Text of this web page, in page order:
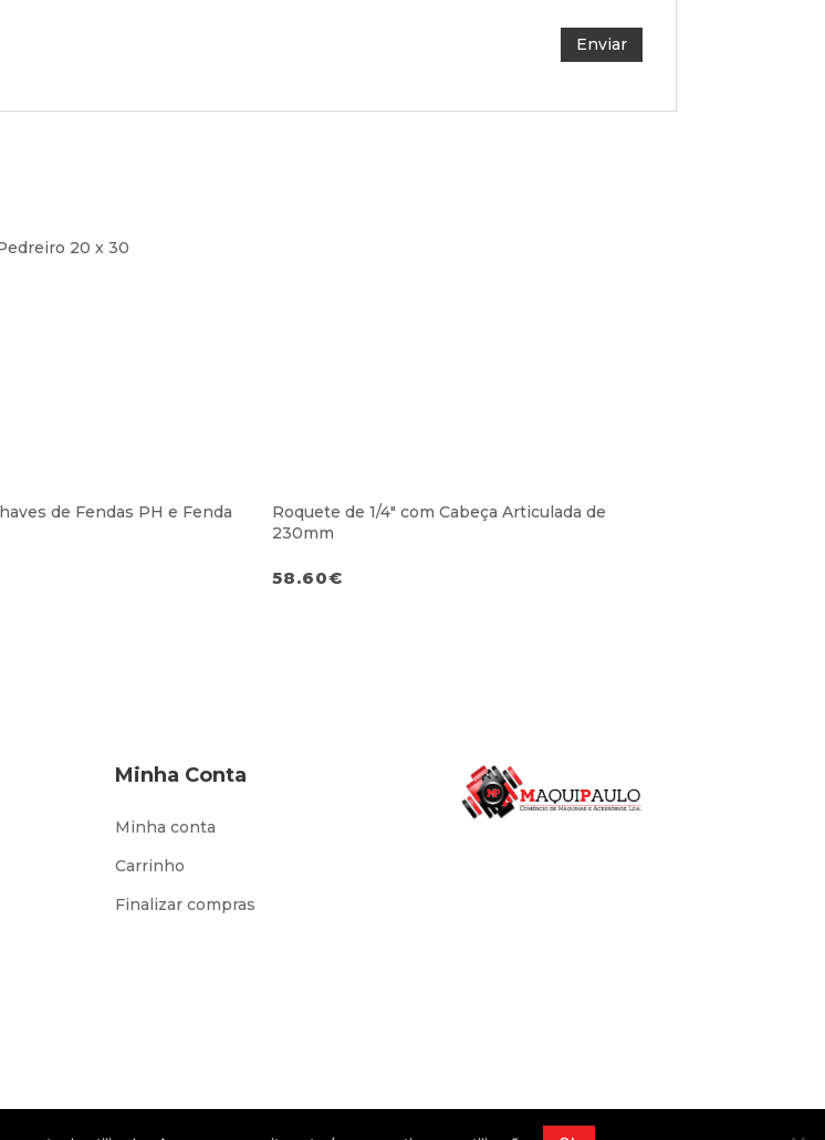
20 x 30
de Fendas PH e Fenda
Roquete de 1/4″ com Cabeça Articulada de
230mm
58.60€
Minha Conta
Minha conta
Carrinho
Finalizar compras